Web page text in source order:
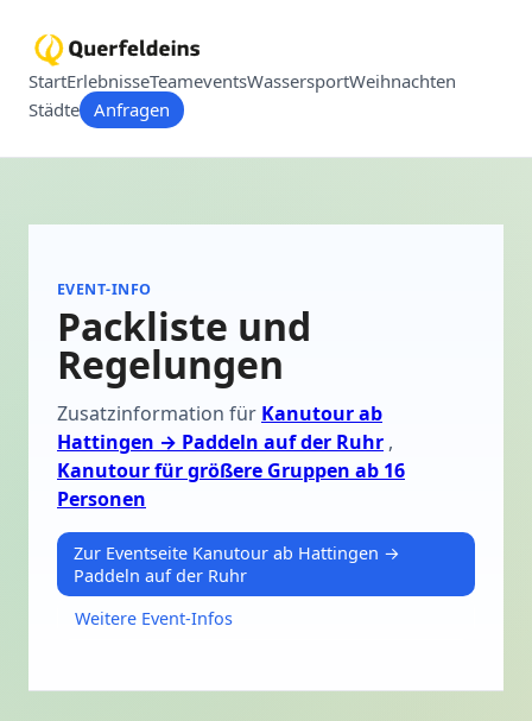
StartErlebnisseTeameventsWassersportWeihnachten
Städte Anfragen
EVENT-INFO
Packliste und
Regelungen
Zusatzinformation für Kanutour ab
Hattingen → Paddeln auf der Ruhr ,
Kanutour für größere Gruppen ab 16
Personen
Zur Eventseite Kanutour ab Hattingen →
Paddeln auf der Ruhr
Weitere Event-Infos